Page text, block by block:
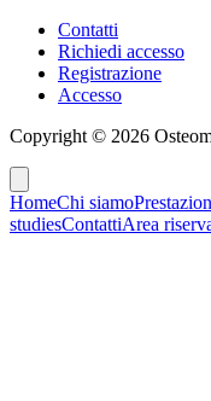
Contatti
Richiedi accesso
Registrazione
Accesso
Copyright © 2026
HomeChi siamo
studiesContattiArea